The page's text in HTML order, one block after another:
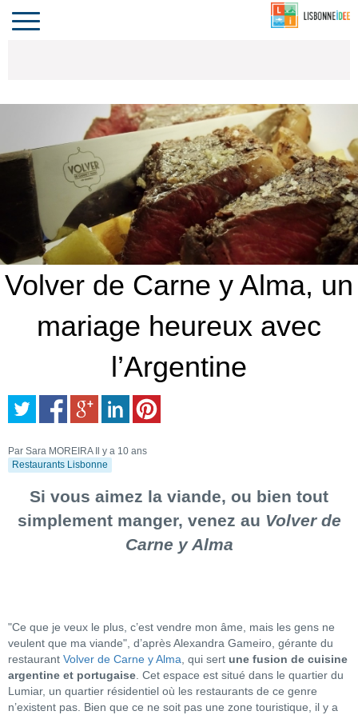
LE PORTUGAL
Toggle
navigation
Volver de Carne y Alma, un
mariage heureux avec
l’Argentine
Par Sara MOREIRA
Il y a 10 ans
Restaurants Lisbonne
Si vous aimez la viande, ou bien tout
simplement manger, venez au Volver de
Carne y Alma
"Ce que je veux le plus, c’est vendre mon âme, mais les gens ne
veulent que ma viande", d’après Alexandra Gameiro, gérante du
restaurant Volver de Carne y Alma , qui sert une fusion de cuisine
argentine et portugaise . Cet espace est situé dans le quartier du
Lumiar, un quartier résidentiel où les restaurants de ce genre
n’existent pas. Bien que ce ne soit pas une zone touristique, il y a